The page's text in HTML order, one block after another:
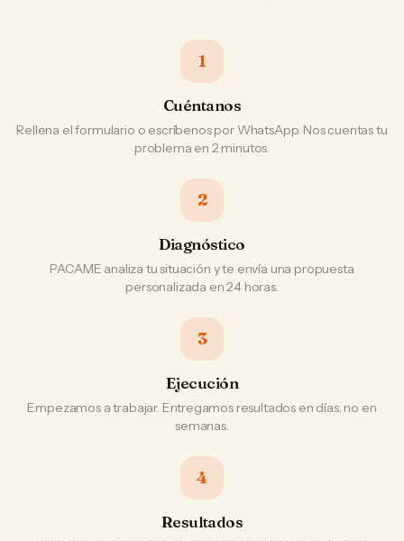
1
Cuéntanos
Rellena el formulario o escríbenos por WhatsApp. Nos cuentas tu
problema en 2 minutos.
2
Diagnóstico
PACAME analiza tu situación y te envía una propuesta
personalizada en 24 horas.
3
Ejecución
Empezamos a trabajar. Entregamos resultados en días, no en
semanas.
4
Resultados